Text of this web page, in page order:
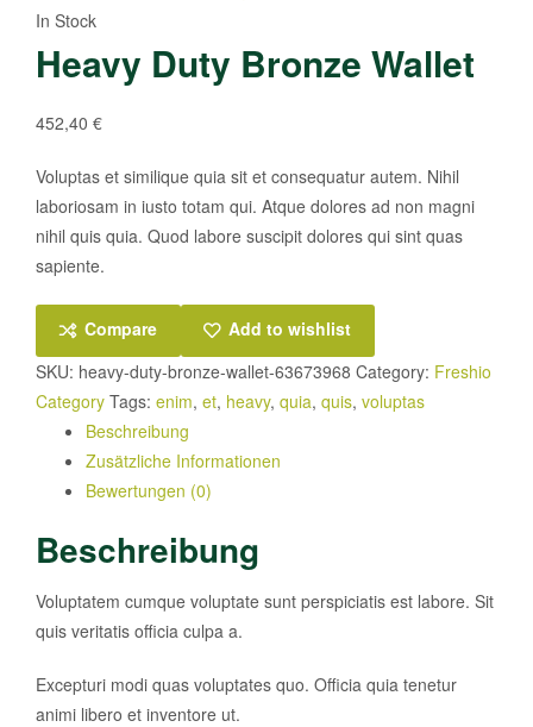
In Stock
Heavy Duty Bronze Wallet
452,40 €
Voluptas et similique quia sit et consequatur autem. Nihil
laboriosam in iusto totam qui. Atque dolores ad non magni
nihil quis quia. Quod labore suscipit dolores qui sint quas
sapiente.
Compare
Add to wishlist
SKU: heavy-duty-bronze-wallet-63673968 Category: Freshio
Category Tags: enim, et, heavy, quia, quis, voluptas
Beschreibung
Zusätzliche Informationen
Bewertungen (0)
Beschreibung
Voluptatem cumque voluptate sunt perspiciatis est labore. Sit
quis veritatis officia culpa a.
Excepturi modi quas voluptates quo. Officia quia tenetur
animi libero et inventore ut.